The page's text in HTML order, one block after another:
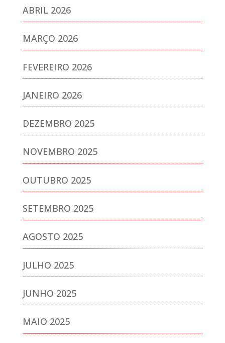
ABRIL 2026
MARÇO 2026
FEVEREIRO 2026
JANEIRO 2026
DEZEMBRO 2025
NOVEMBRO 2025
OUTUBRO 2025
SETEMBRO 2025
AGOSTO 2025
JULHO 2025
JUNHO 2025
MAIO 2025